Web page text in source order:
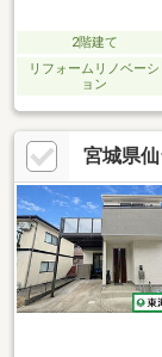
2階建て
リフォームリノベーシ
ョン
宮城県